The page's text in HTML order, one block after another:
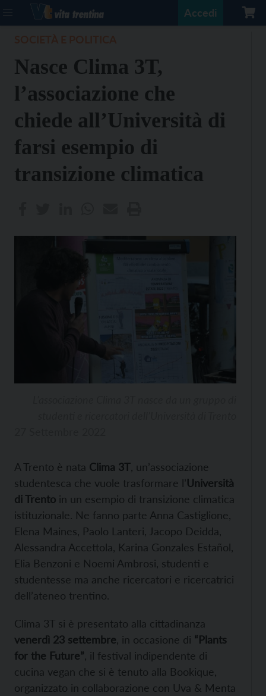
Accedi
Nasce Clima 3T,
l’associazione che
chiede all’Università di
farsi esempio di
transizione climatica
A Trento è nata Clima 3T , un’associazione
studentesca che vuole trasformare l’Università
di Trento in un esempio di transizione climatica
istituzionale. Ne fanno parte Anna Castiglione,
Elena Maines, Paolo Lanteri, Jacopo Deidda,
Alessandra Accettola, Karina Gonzales Estañol,
Elia Benzoni e Noemi Ambrosi, studenti e
studentesse ma anche ricercatori e ricercatrici
dell’ateneo trentino.
Clima 3T si è presentato alla cittadinanza
venerdì 23 settembre , in occasione di “Plants
for the Future” , il festival indipendente di
cucina vegan che si è tenuto alla Bookique,
organizzato in collaborazione con Uva & Menta